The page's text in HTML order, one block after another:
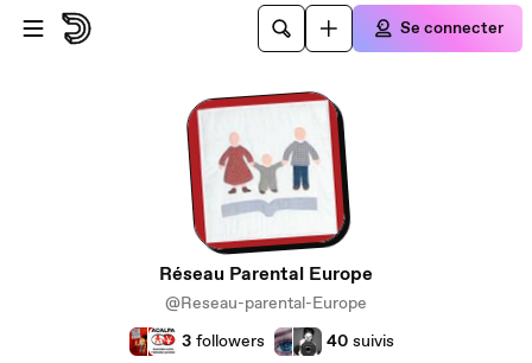
Passer au contenu principal
Se connecter
Réseau Parental Europe
@Reseau-parental-Europe
3 followers 40 suivis